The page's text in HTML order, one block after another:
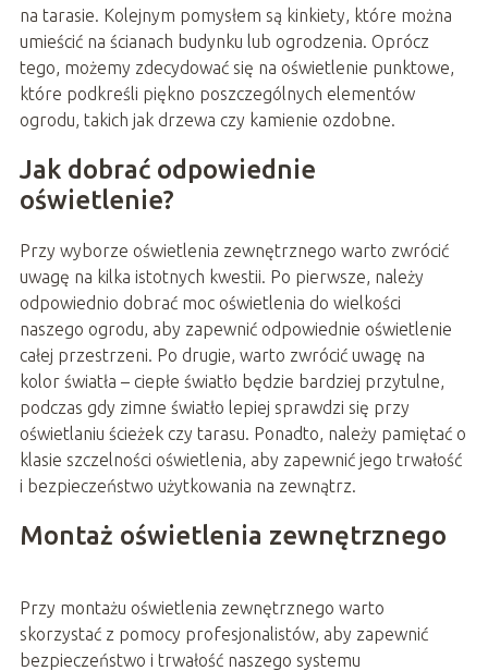
na tarasie. Kolejnym pomysłem są kinkiety, które można
umieścić na ścianach budynku lub ogrodzenia. Oprócz
tego, możemy zdecydować się na oświetlenie punktowe,
które podkreśli piękno poszczególnych elementów
ogrodu, takich jak drzewa czy kamienie ozdobne.
Jak dobrać odpowiednie
oświetlenie?
Przy wyborze oświetlenia zewnętrznego warto zwrócić
uwagę na kilka istotnych kwestii. Po pierwsze, należy
odpowiednio dobrać moc oświetlenia do wielkości
naszego ogrodu, aby zapewnić odpowiednie oświetlenie
całej przestrzeni. Po drugie, warto zwrócić uwagę na
kolor światła – ciepłe światło będzie bardziej przytulne,
podczas gdy zimne światło lepiej sprawdzi się przy
oświetlaniu ścieżek czy tarasu. Ponadto, należy pamiętać o
klasie szczelności oświetlenia, aby zapewnić jego trwałość
i bezpieczeństwo użytkowania na zewnątrz.
Montaż oświetlenia zewnętrznego
Przy montażu oświetlenia zewnętrznego warto
skorzystać z pomocy profesjonalistów, aby zapewnić
bezpieczeństwo i trwałość naszego systemu